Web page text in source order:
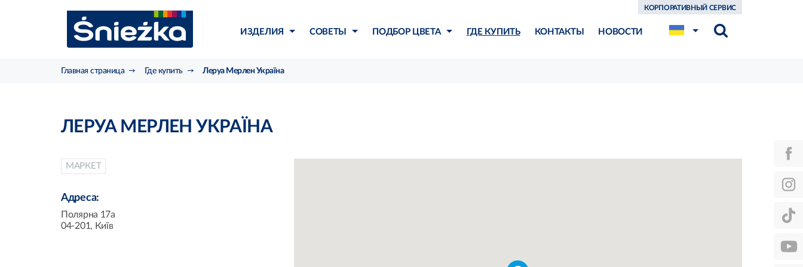
ИЗДЕЛИЯ СОВЕТЫ ПОДБОР ЦВЕТА ГДЕ КУПИТЬ КОНТАКТЫ НОВОСТИ
КОРПОРАТИВНЫЙ СЕРВИС
Главная страница Где купить Леруа Мерлен Україна
ЛЕРУА МЕРЛЕН УКРАЇНА
МАРКЕТ
Адреса:
Полярна 17а
04-201, Київ